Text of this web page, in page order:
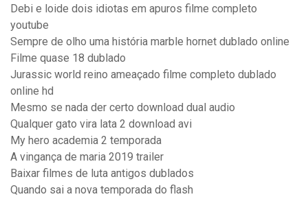
Debi e loide dois idiotas em apuros filme completo
youtube
Sempre de olho uma história marble hornet dublado online
Filme quase 18 dublado
Jurassic world reino ameaçado filme completo dublado
online hd
Mesmo se nada der certo download dual audio
Qualquer gato vira lata 2 download avi
My hero academia 2 temporada
A vingança de maria 2019 trailer
Baixar filmes de luta antigos dublados
Quando sai a nova temporada do flash